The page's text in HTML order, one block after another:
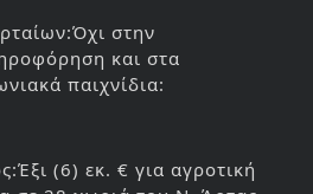
στην
και στα
παιχνίδια:
(6) εκ. € για αγροτική